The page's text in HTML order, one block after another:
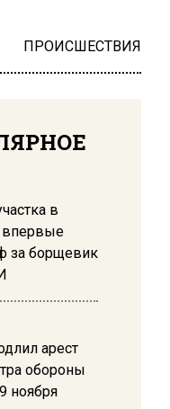
ПРОИСШЕСТВИЯ
в
за борщевик
арест
обороны
ноября